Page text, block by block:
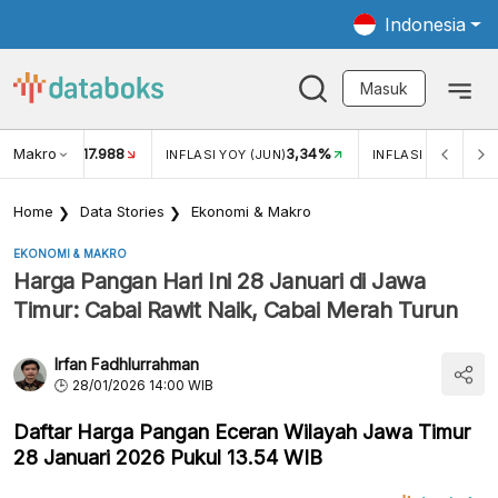
Indonesia
Masuk
Makro
USD/IDR 17.988 INFLASI YOY (JUN)3,34% INFLASI MOM
Home Data Stories Ekonomi & Makro
EKONOMI & MAKRO
Harga Pangan Hari Ini 28 Januari di Jawa
Timur: Cabai Rawit Naik, Cabai Merah Turun
Irfan Fadhlurrahman
28/01/2026 14:00 WIB
Daftar Harga Pangan Eceran Wilayah Jawa Timur
28 Januari 2026 Pukul 13.54 WIB